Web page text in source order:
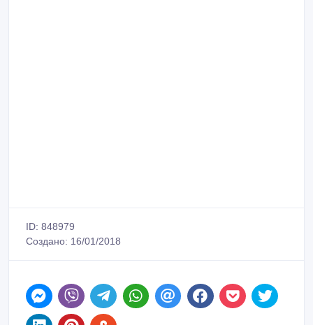
ID: 848979
Создано: 16/01/2018